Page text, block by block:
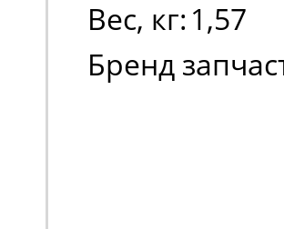
Вес, кг: 1,57
Бренд